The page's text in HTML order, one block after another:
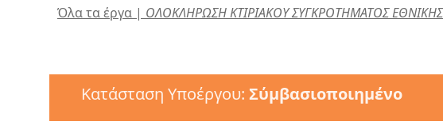
Όλα τα έργα | ΟΛΟΚΛΗΡΩΣΗ ΚΤΙΡΙΑΚΟΥ ΣΥΓΚΡΟΤΗΜΑΤΟΣ
Κατάσταση Υποέργου: Σύμβασιοποιημένο